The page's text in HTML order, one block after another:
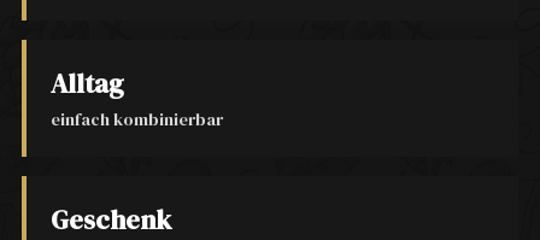
Alltag
einfach kombinierbar
Geschenk